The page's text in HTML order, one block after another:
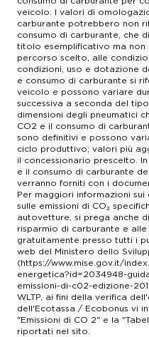
veicolo. I valori di
carburante potrebbero non
consumo di carburante, che
titolo esemplificativo ma non
percorso scelto, alle
condizioni, uso e dotazione
e consumo di carburante si
veicolo e possono variare
successiva a seconda del
dimensioni degli pneumatici
CO2 e il consumo di
sono definitivi e possono
ciclo produttivo; valori più
il concessionario prescelto.
e il consumo di carburante
verranno forniti con i
Per maggiori informazioni
sulle emissioni di CO₂
autovetture, si prega anche
risparmio di carburante e
gratuitamente presso tutti i
web del Ministero dello
(https://www.mise.gov.it/
energetica?id=2034948-
emissioni-di-c02-edizione-
WLTP, ai fini della verifica
dell'Ecotassa / Ecobonus vi
"Emissioni di CO 2" e la
riportati nel sito.